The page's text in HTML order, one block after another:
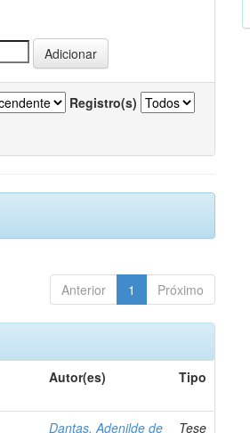
Registro(s)
Anterior 1 Próximo
Autor(es) Tipo
Dantas, Adenilde de Tese